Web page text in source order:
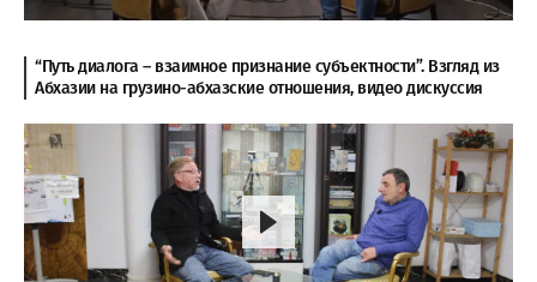
“Путь диалога – взаимное признание субъектности”. Взгляд из
Абхазии на грузино-абхазские отношения, видео дискуссия